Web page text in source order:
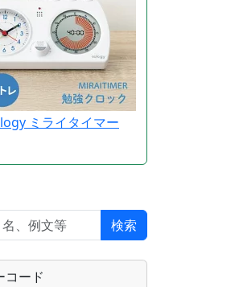
ミライタイマー
検索
コード